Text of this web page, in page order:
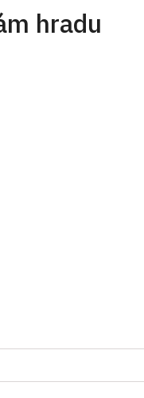
hradu